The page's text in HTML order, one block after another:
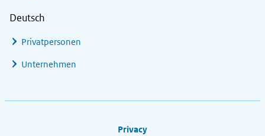
Deutsch
Privatpersonen
Unternehmen
Privacy